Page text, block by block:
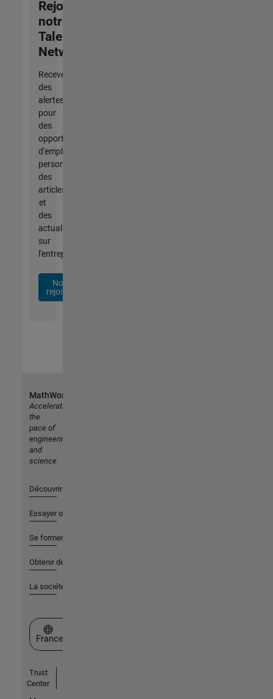
Rejoignez
notre
Talent
Network
Recevez
des
alertes
pour
des
opportunités
d'emploi
personnalisées,
des
articles
et
des
actualités
sur
l'entreprise.
Nous
rejoindre
MathWorks
Accelerating
the
pace of
engineering
and
science
Découvrir les produits
Essayer ou acheter
Se former
Obtenir de l'aide
La société
Sélectionner un site web
France
Trust
Center